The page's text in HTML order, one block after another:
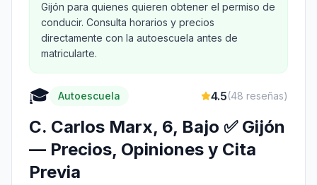
Gijón para quienes quieren obtener el permiso de
conducir. Consulta horarios y precios
directamente con la autoescuela antes de
matricularte.
🎓 Autoescuela 4.5(48 reseñas)
C. Carlos Marx, 6, Bajo ✅ Gijón
— Precios, Opiniones y Cita
Previa